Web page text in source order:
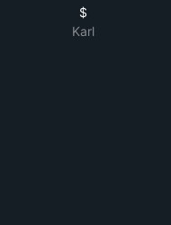
$
Karl